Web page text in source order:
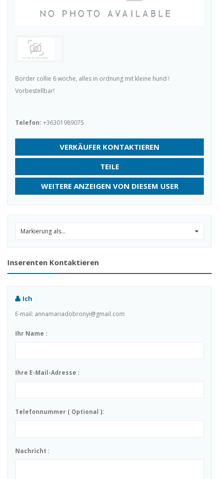
Border collie 6 woche, alles in ordnung mit kleine hund !
Vorbestellbar!
Telefon: +36301989075
VERKÄUFER KONTAKTIEREN
TEILE
WEITERE ANZEIGEN VON DIESEM USER
Markierung als...
Inserenten Kontaktieren
Ich
E-mail: annamariadobronyi@gmail.com
Ihr Name :
Ihre E-Mail-Adresse :
Telefonnummer ( Optional ):
Nachricht :